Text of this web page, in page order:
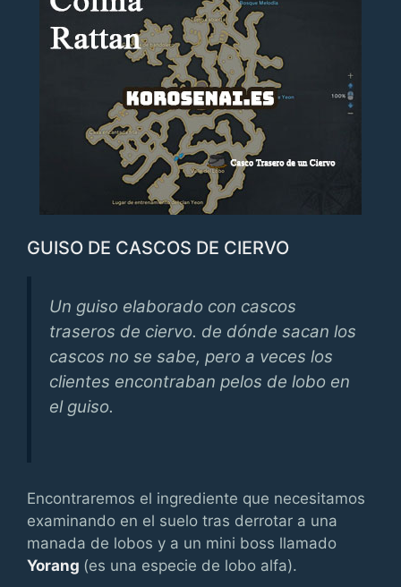
GUISO DE CASCOS DE CIERVO
Un guiso elaborado con cascos
traseros de ciervo. de dónde sacan los
cascos no se sabe, pero a veces los
clientes encontraban pelos de lobo en
el guiso.
Encontraremos el ingrediente que necesitamos
examinando en el suelo tras derrotar a una
manada de lobos y a un mini boss llamado
Yorang (es una especie de lobo alfa).